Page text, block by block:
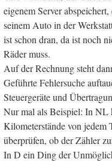
eigenem Server
seinem Auto in der
ist schon dran, da ist noch
Räder muss.
Auf der Rechnung steht
Geführte Fehlersuche
Steuergeräte und
Nur mal als Beispiel: In
Kilometerstände von
überprüfen, ob der Zähler
In D ein Ding der